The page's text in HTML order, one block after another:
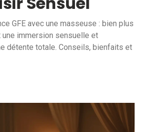
GFE avec une masseuse : bien plus
une immersion sensuelle et
détente totale. Conseils, bienfaits et